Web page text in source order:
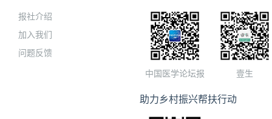
报社介绍
加入我们
问题反馈
中国医学论坛报 壹生
助力乡村振兴帮扶行动